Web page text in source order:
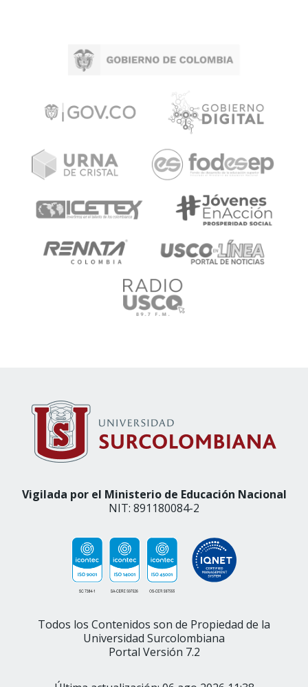
Vigilada por el Ministerio de Educación Nacional
NIT: 891180084-2
Todos los Contenidos son de Propiedad de la
Universidad Surcolombiana
Portal Versión 7.2